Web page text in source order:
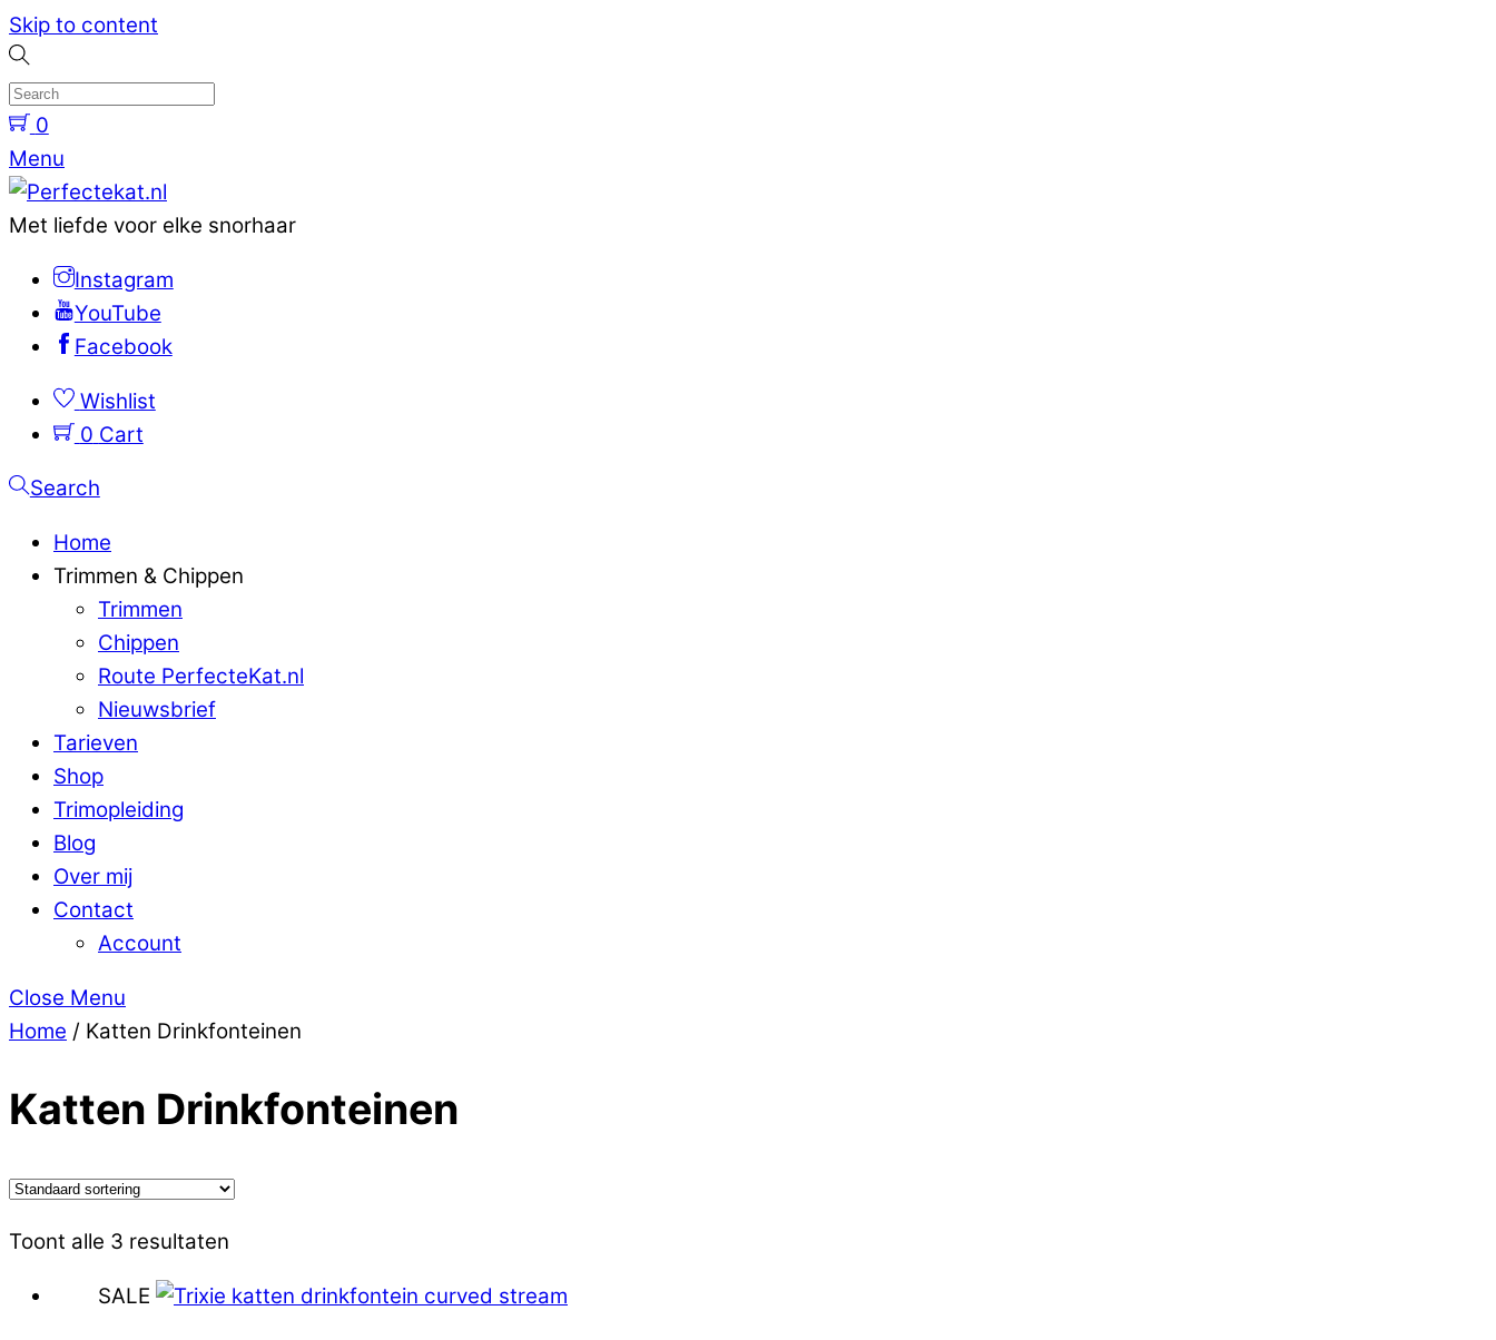
Skip to content
0
Menu
Met liefde voor elke snorhaar
Instagram
YouTube
Facebook
Wishlist
0 Cart
Search
Home
Trimmen & Chippen
Trimmen
Chippen
Route PerfecteKat.nl
Nieuwsbrief
Tarieven
Shop
Trimopleiding
Blog
Over mij
Contact
Account
Close Menu
Home / Katten Drinkfonteinen
Katten Drinkfonteinen
Toont alle 3 resultaten
SALE